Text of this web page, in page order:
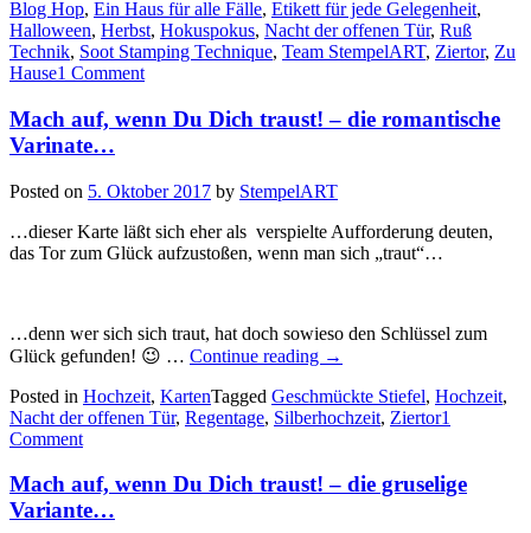
Hop
zum
Thema
Herbst…“
Blog Hop, Ein Haus für alle Fälle, Etikett für jede Gelegenheit,
Halloween, Herbst, Hokuspokus, Nacht der offenen Tür, Ruß
Technik, Soot Stamping Technique, Team StempelART, Ziertor, Zu
Hause1 Comment
Mach auf, wenn Du Dich traust! – die romantische
Varinate…
Posted on 5. Oktober 2017 by StempelART
…dieser Karte läßt sich eher als verspielte Aufforderung deuten,
das Tor zum Glück aufzustoßen, wenn man sich „traut“…
…denn wer sich sich traut, hat doch sowieso den Schlüssel zum
Glück gefunden! 😉 … Continue reading
„Mach
wenn
Du
–
→
Posted in Hochzeit, KartenTagged Geschmückte Stiefel, Hochzeit,
Nacht der offenen Tür, Regentage, Silberhochzeit, Ziertor1
Comment
Mach auf, wenn Du Dich traust! – die gruselige
Variante…